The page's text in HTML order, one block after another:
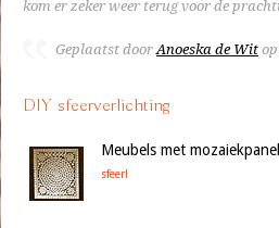
kom er zeker weer terug voor de
Geplaatst doorAnoeska de Wit
DIY sfeerverlichting
Meubels met
sfeer!